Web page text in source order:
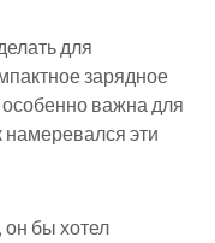
для
зарядное
особенно важна для
намеревался эти
бы хотел